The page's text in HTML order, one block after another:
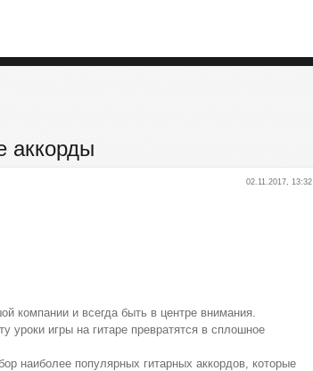
аккорды
02.11.2017, 13:32
компании и всегда быть в центре внимания.
уроки игры на гитаре превратятся в сплошное
наиболее популярных гитарных аккордов, которые